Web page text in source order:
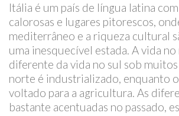
Itália é um país de língua latina
calorosas e lugares pitorescos,
mediterrâneo e a riqueza cultural
uma inesquecível estada. A vida
diferente da vida no sul sob
norte é industrializado, enquanto
voltado para a agricultura. As
bastante acentuadas no passado,